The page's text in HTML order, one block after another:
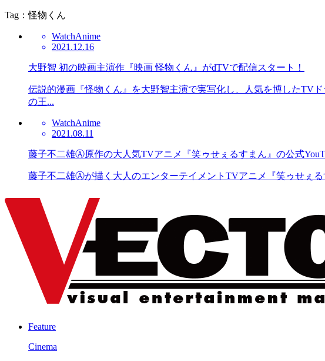
Tag：怪物くん
WatchAnime
2021.12.16
大野智 初の映画主演作『映画 怪物くん』がdTVで配信スタート！
伝説的漫画『怪物くん』を大野智主演で実写化し、人気を博したTV
の王...
WatchAnime
2021.08.11
藤子不二雄Ⓐ原作の大人気TVアニメ『笑ゥせぇるすまん』の公式
藤子不二雄Ⓐが描く大人のエンターテイメントTVアニメ『笑ゥせぇ
Feature
Cinema